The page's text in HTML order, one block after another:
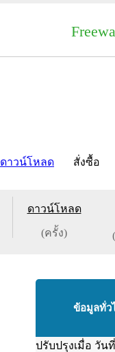
ดาวน์โหลด สั่งซื้อ
ดาวน์โหลด
(ครั้ง)
ข้อมูลทั่ว
ปรับปรุงเมื่อ วัน